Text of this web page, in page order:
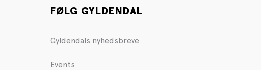
FØLG GYLDENDAL
Gyldendals nyhedsbreve
Events